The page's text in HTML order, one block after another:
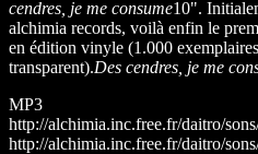
cendres, je me consume10".
alchimia records, voilà enfin le
en édition vinyle (1.000
transparent).Des cendres, je me
http://alchimia.inc.free.fr/daitro/
http://alchimia.inc.free.fr/daitro/